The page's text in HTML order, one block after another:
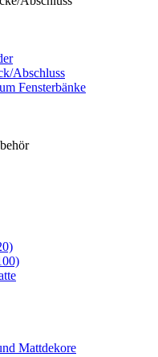
Abschluss
Fensterbänke
Mattdekore